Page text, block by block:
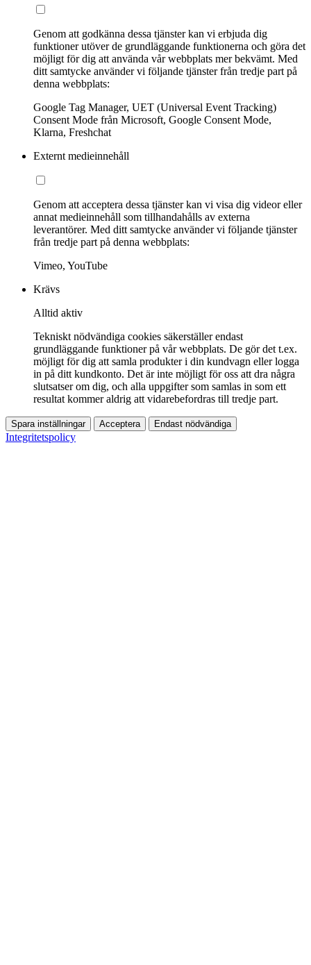
Genom att godkänna dessa tjänster kan vi erbjuda dig
funktioner utöver de grundläggande funktionerna och göra det
möjligt för dig att använda vår webbplats mer bekvämt. Med
ditt samtycke använder vi följande tjänster från tredje part på
denna webbplats:
Google Tag Manager, UET (Universal Event Tracking)
Consent Mode från Microsoft, Google Consent Mode,
Klarna, Freshchat
Externt medieinnehåll
Genom att acceptera dessa tjänster kan vi visa dig videor eller
annat medieinnehåll som tillhandahålls av externa
leverantörer. Med ditt samtycke använder vi följande tjänster
från tredje part på denna webbplats:
Vimeo, YouTube
Krävs
Alltid aktiv
Tekniskt nödvändiga cookies säkerställer endast
grundläggande funktioner på vår webbplats. De gör det t.ex.
möjligt för dig att samla produkter i din kundvagn eller logga
in på ditt kundkonto. Det är inte möjligt för oss att dra några
slutsatser om dig, och alla uppgifter som samlas in som ett
resultat kommer aldrig att vidarebefordras till tredje part.
Spara inställningar Acceptera Endast nödvändiga
Integritetspolicy